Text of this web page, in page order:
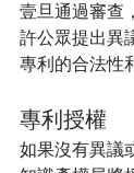
壹旦通過審查
許公眾提出異
專利的合法性
專利授權
如果沒有異議